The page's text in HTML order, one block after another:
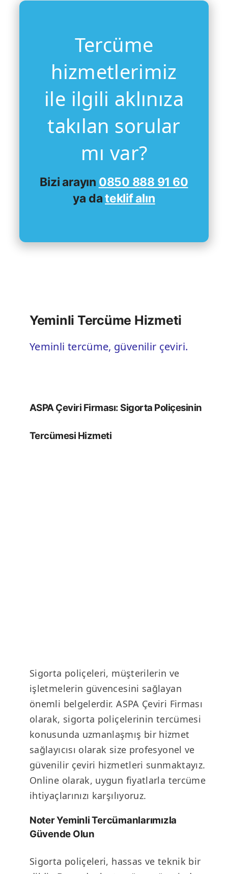
Tercüme
hizmetlerimiz
ile ilgili aklınıza
takılan sorular
mı var?
Bizi arayın 0850 888 91 60
ya dateklif alın
Yeminli Tercüme Hizmeti
Yeminli tercüme, güvenilir çeviri.
ASPA Çeviri Firması: Sigorta Poliçesinin
Tercümesi Hizmeti
Sigorta poliçeleri, müşterilerin ve
işletmelerin güvencesini sağlayan
önemli belgelerdir. ASPA Çeviri Firması
olarak, sigorta poliçelerinin tercümesi
konusunda uzmanlaşmış bir hizmet
sağlayıcısı olarak size profesyonel ve
güvenilir çeviri hizmetleri sunmaktayız.
Online olarak, uygun fiyatlarla tercüme
ihtiyaçlarınızı karşılıyoruz.
Noter Yeminli Tercümanlarımızla
Güvende Olun
Sigorta poliçeleri, hassas ve teknik bir